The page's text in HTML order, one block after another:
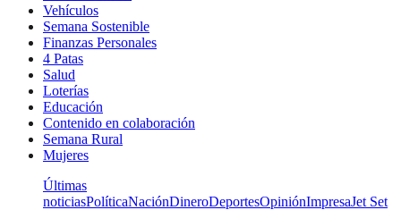
Vehículos
Semana Sostenible
Finanzas Personales
4 Patas
Salud
Loterías
Educación
Contenido en colaboración
Semana Rural
Mujeres
Últimas
noticiasPolíticaNaciónDineroDeportesOpiniónImpresaJet Set